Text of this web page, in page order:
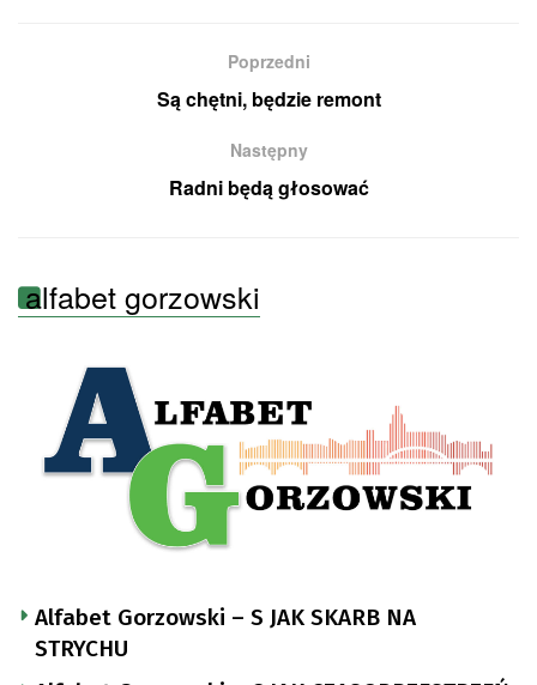
Poprzedni
Są chętni, będzie remont
Następny
Radni będą głosować
alfabet gorzowski
Alfabet Gorzowski – S JAK SKARB NA
STRYCHU